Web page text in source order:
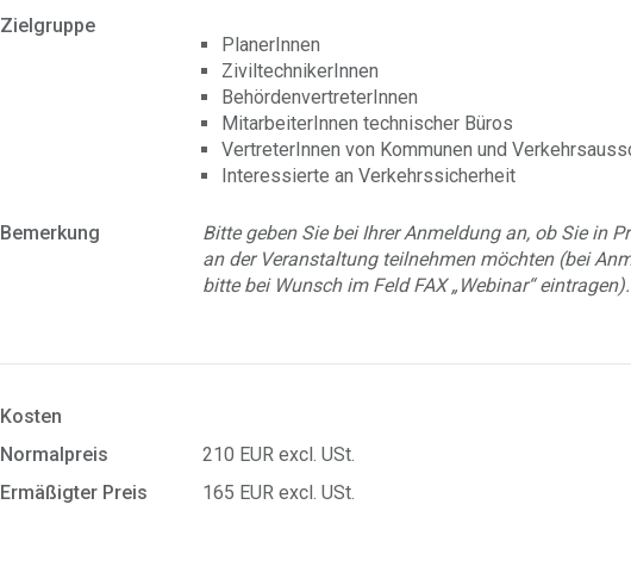
Zielgruppe
PlanerInnen
ZiviltechnikerInnen
BehördenvertreterInnen
MitarbeiterInnen technischer Büros
VertreterInnen von Kommunen und
Interessierte an Verkehrssicherheit
Bemerkung
Bitte geben Sie bei Ihrer Anmeldung an, ob Sie in
an der Veranstaltung teilnehmen möchten (bei
bitte bei Wunsch im Feld FAX „Webinar“ eintragen).
Kosten
Normalpreis
210 EUR excl. USt.
Ermäßigter Preis
165 EUR excl. USt.